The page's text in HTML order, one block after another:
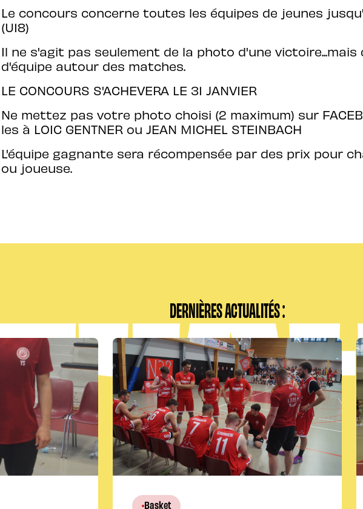
Le concours concerne toutes les équipes de jeunes
(U18)
Il ne s'agit pas seulement de la photo d'une victoire...mais
d'équipe autour des matches.
LE CONCOURS S'ACHEVERA LE 31 JANVIER
Ne mettez pas votre photo choisi (2 maximum) sur
les à LOIC GENTNER ou JEAN MICHEL STEINBACH
L'équipe gagnante sera récompensée par des prix pour
ou joueuse.
DERNIÈRES ACTUALITÉS :
Basket